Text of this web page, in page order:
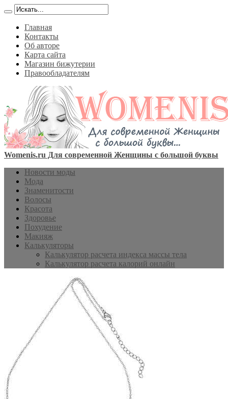
Главная
Контакты
Об авторе
Карта сайта
Магазин бижутерии
Правообладателям
Womenis.ru Для современной Женщины с большой буквы
Новости моды
Мода
Знаменитости
Волосы
Красота
Здоровье
Похудение
Макияж
Калькуляторы
Калькулятор расчета индекса массы тела
Калькулятор расчета калорий онлайн